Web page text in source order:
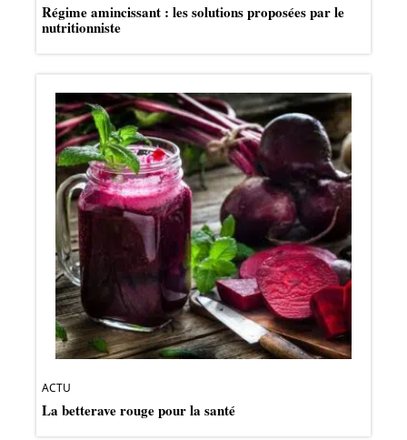
Régime amincissant : les solutions proposées par le
nutritionniste
ACTU
La betterave rouge pour la santé